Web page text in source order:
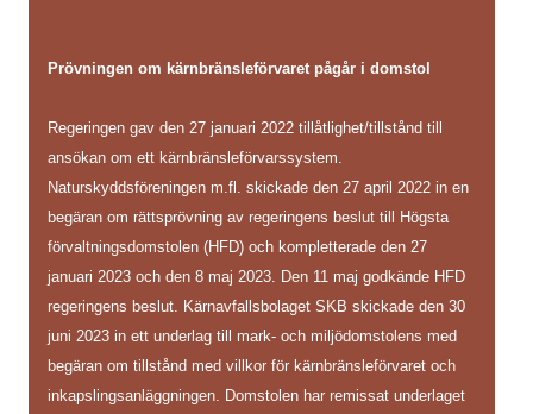
Prövningen om kärnbränsleförvaret pågår i domstol
Regeringen gav den 27 januari 2022 tillåtlighet/tillstånd till
ansökan om ett kärnbränsleförvarssystem.
Naturskyddsföreningen m.fl. skickade den 27 april 2022 in en
begäran om rättsprövning av regeringens beslut till Högsta
förvaltningsdomstolen (HFD) och kompletterade den 27
januari 2023 och den 8 maj 2023. Den 11 maj godkände HFD
regeringens beslut. Kärnavfallsbolaget SKB skickade den 30
juni 2023 in ett underlag till mark- och miljödomstolens med
begäran om tillstånd med villkor för kärnbränsleförvaret och
inkapslingsanläggningen. Domstolen har remissat underlaget